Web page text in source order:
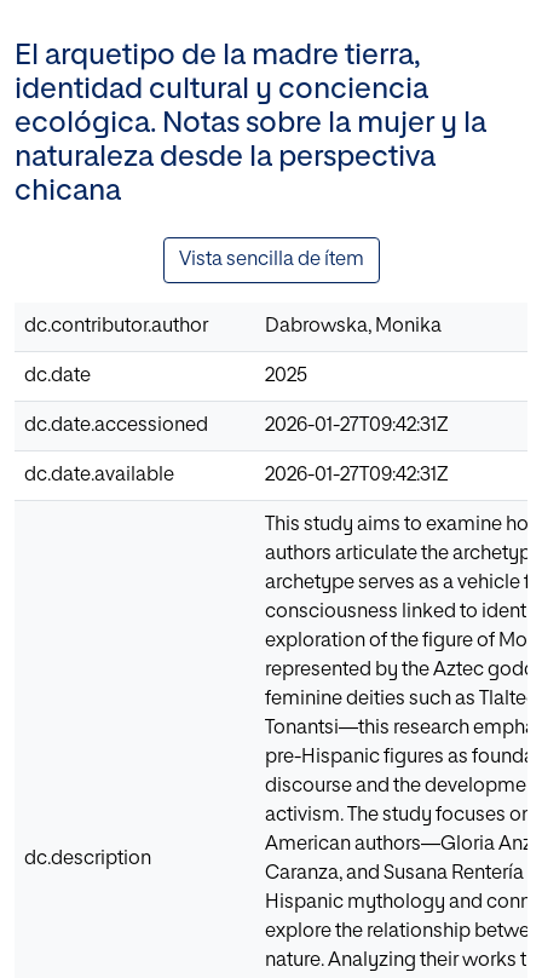
El arquetipo de la madre tierra,
identidad cultural y conciencia
ecológica. Notas sobre la mujer y la
naturaleza desde la perspectiva
chicana
Vista sencilla de ítem
dc.contributor.author Dabrowska, Monika
dc.date 2025
dc.date.accessioned 2026-01-27T09:42:31Z
dc.date.available 2026-01-27T09:42:31Z
dc.description
This study aims to examine
authors articulate the
archetype serves as a vehicle
consciousness linked to
exploration of the figure of
represented by the Aztec
feminine deities such as
Tonantsi—this research
pre-Hispanic figures as
discourse and the
activism. The study focuses on
American authors—Gloria
Caranza, and Susana
Hispanic mythology and
explore the relationship
nature. Analyzing their works